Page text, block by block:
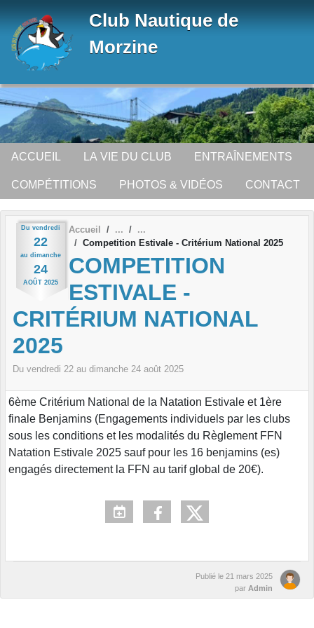
Club Nautique de
Morzine
ACCUEIL LA VIE DU CLUB ENTRAÎNEMENTS
COMPÉTITIONS PHOTOS & VIDÉOS CONTACT
Du vendredi
22
au dimanche
24
AOÛT 2025
Accueil
Competition Estivale - Critérium National 2025
COMPETITION
ESTIVALE -
CRITÉRIUM NATIONAL
2025
Du vendredi 22 au dimanche 24 août 2025
6ème Critérium National de la Natation Estivale et 1ère
finale Benjamins (Engagements individuels par les clubs
sous les conditions et les modalités du Règlement FFN
Natation Estivale 2025 sauf pour les 16 benjamins (es)
engagés directement la FFN au tarif global de 20€).
Publié le 21 mars 2025
par Admin